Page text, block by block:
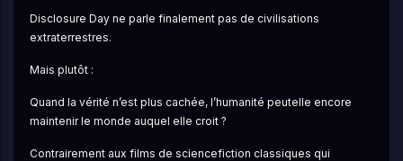
Disclosure Day ne parle finalement pas de civilisations
extraterrestres.
Mais plutôt :
Quand la vérité n’est plus cachée, l’humanité peutelle encore
maintenir le monde auquel elle croit ?
Contrairement aux films de sciencefiction classiques qui